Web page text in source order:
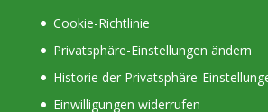
Cookie-Richtlinie
Privatsphäre-Einstellungen ändern
Historie der Privatsphäre-
Einwilligungen widerrufen